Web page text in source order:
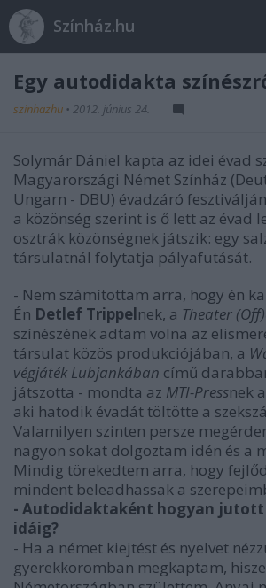
Színház.hu
Egy autodidakta
szinhazhu • 2012. június 24.
Solymár Dániel kapta az idei évad
Magyarországi Német Színház
Ungarn - DBU) évadzáró
a közönség szerint is ő lett az évad
osztrák közönségnek játszik: egy
társulatnál folytatja pályafutását.
- Nem számítottam arra, hogy én
Én Detlef Trippelnek, a Theater
színészének adtam volna az
társulat közös produkciójában, a
végjáték Lubjankában című
játszotta - mondta az MTI-Pressnek
aki hatodik évadát töltötte a
Valamilyen szinten persze
nagyon sokat dolgoztam idén és a
Mindig törekedtem arra, hogy
mindent beleadhassak a
- Autodidaktaként hogyan
idáig?
- Ha a német kiejtést és nyelvet
gyerekkoromban megkaptam,